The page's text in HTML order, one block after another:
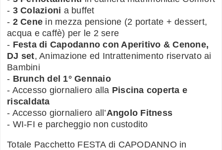
- 3 Colazioni a buffet
- 2 Cene in mezza pensione (2 portate + dessert,
acqua e caffè) per le 2 sere
- Festa di Capodanno con Aperitivo & Cenone,
DJ set, Animazione ed Intrattenimento riservato ai
Bambini
- Brunch del 1° Gennaio
- Accesso giornaliero alla Piscina coperta e
riscaldata
- Accesso giornaliero all’Angolo Fitness
- WI-FI e parcheggio non custodito
Totale Pacchetto FESTA di CAPODANNO in